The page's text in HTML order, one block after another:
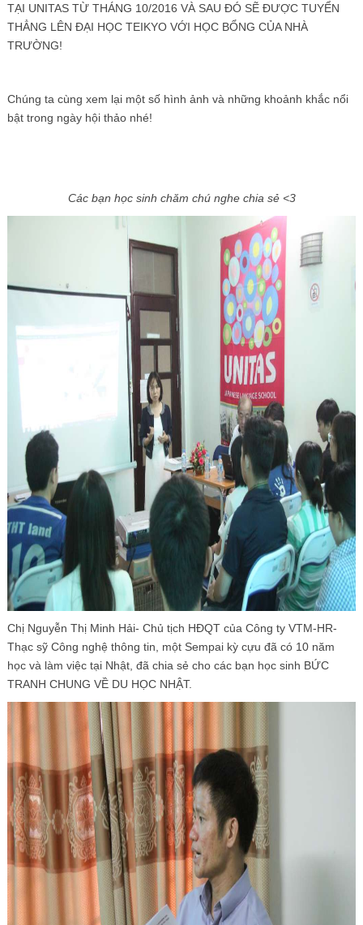
TẠI UNITAS TỪ THÁNG 10/2016 VÀ SAU ĐÓ SẼ ĐƯỢC TUYỂN
THẲNG LÊN ĐẠI HỌC TEIKYO VỚI HỌC BỔNG CỦA NHÀ
TRƯỜNG!
Chúng ta cùng xem lại một số hình ảnh và những khoảnh khắc nổi
bật trong ngày hội thảo nhé!
Các bạn học sinh chăm chú nghe chia sẻ <3
Chị Nguyễn Thị Minh Hải- Chủ tịch HĐQT của Công ty VTM-HR-
Thạc sỹ Công nghệ thông tin, một Sempai kỳ cựu đã có 10 năm
học và làm việc tại Nhật, đã chia sẻ cho các bạn học sinh BỨC
TRANH CHUNG VỀ DU HỌC NHẬT.